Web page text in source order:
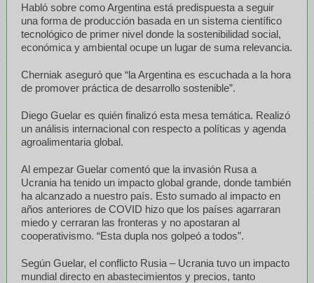
Habló sobre como Argentina está predispuesta a seguir
una forma de producción basada en un sistema científico
tecnológico de primer nivel donde la sostenibilidad social,
económica y ambiental ocupe un lugar de suma relevancia.
Cherniak aseguró que “la Argentina es escuchada a la hora
de promover práctica de desarrollo sostenible”.
Diego Guelar es quién finalizó esta mesa temática. Realizó
un análisis internacional con respecto a políticas y agenda
agroalimentaria global.
Al empezar Guelar comentó que la invasión Rusa a
Ucrania ha tenido un impacto global grande, donde también
ha alcanzado a nuestro país. Esto sumado al impacto en
años anteriores de COVID hizo que los países agarraran
miedo y cerraran las fronteras y no apostaran al
cooperativismo. “Esta dupla nos golpeó a todos”.
Según Guelar, el conflicto Rusia – Ucrania tuvo un impacto
mundial directo en abastecimientos y precios, tanto